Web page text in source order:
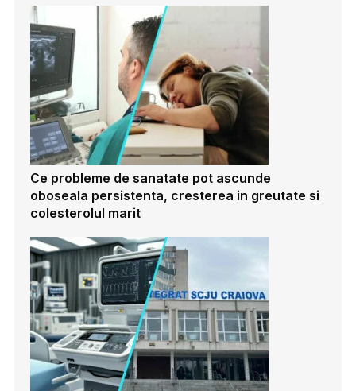
Ce probleme de sanatate pot ascunde
oboseala persistenta, cresterea in greutate si
colesterolul marit